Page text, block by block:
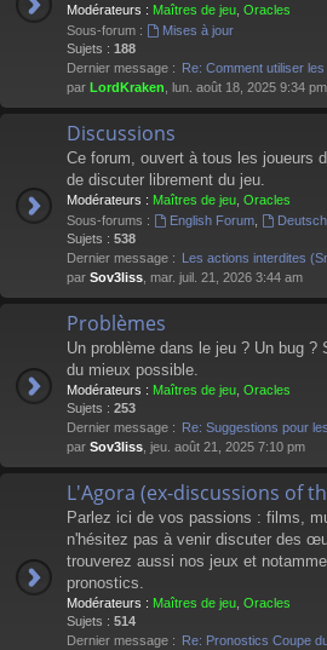
Modérateurs : Maîtres de jeu Oracles
Sous-forum :
Mises à jour
Sujets : 188
Dernier message : Re: Comment utiliser les
par LordKraken , lun. août 18, 2025 9:34 pm
Discussions
Ce forum, ouvert à tous les joueurs
de discuter librement du jeu.
Modérateurs : Maîtres de jeu Oracles
Sous-forums :
English Forum,
Sujets : 538
Dernier message : Les actions interdites
par Sov3liss , mar. juil. 21, 2026 3:44 am
Problèmes
Un problème dans le jeu ? Un bug
du mieux possible.
Modérateurs : Maîtres de jeu Oracles
Sujets : 253
Dernier message : Re: Suggestions pour
par Sov3liss , jeu. août 21, 2025 7:10 pm
L'Agora (ex-discussions of
Parlez ici de vos passions : films,
n'hésitez pas à venir discuter des
trouverez aussi nos jeux et
pronostics.
Modérateurs : Maîtres de jeu Oracles
Sujets : 514
Dernier message : Re: Pronostics Coupe